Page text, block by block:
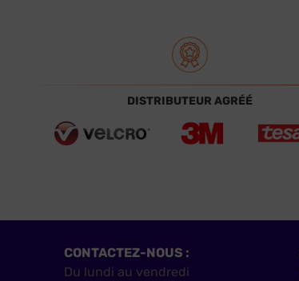
DISTRIBUTEUR AGRÉÉ
CONTACTEZ-NOUS :
Du lundi au vendredi